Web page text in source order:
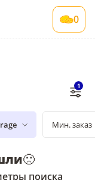
0
1
Мин. заказ
🙁
поиска